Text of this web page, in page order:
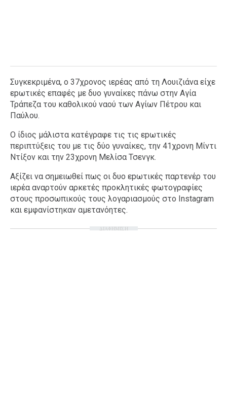
Συγκεκριμένα, ο 37χρονος ιερέας από τη Λουιζιάνα είχε
εpωτικές επαφές με δυο γυναίκες πάνω στην Αγία
Τράπεζα του καθολικού ναού των Αγίων Πέτρου και
Παύλου.
Ο ίδιος μάλιστα κατέγραφε τις τις εpωτικές
περιπτύξεις του με τις δύο γυναίκες, την 41χρονη Μίντι
Ντίξον και την 23χρονη Μελίσα Τσενγκ.
Αξίζει να σημειωθεί πως οι δυο εpωτικές παρτενέρ του
ιερέα αναρτούν αρκετές προκλητικές φωτογραφίες
στους προσωπικούς τους λογαριασμούς στο Instagram
και εμφανίστηκαν αμετανόητες.
ΔΙΑΦΗΜΙΣΗ